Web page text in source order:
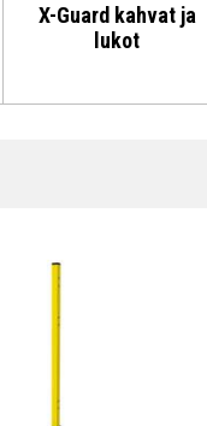
X-Guard kahvat ja
lukot